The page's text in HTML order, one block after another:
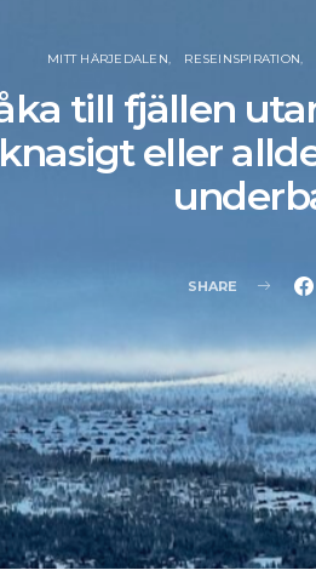
MITT HÄRJEDALEN RESEINSPIRATION
till fjällen
eller
SHARE